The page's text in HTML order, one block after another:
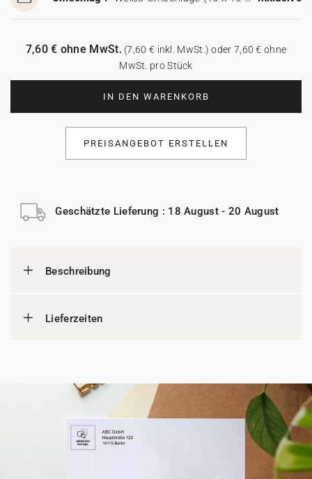
IN DEN WARENKORB
7,60 € ohne MwSt.(7,60 € inkl. MwSt.) oder 7,60 € ohne
MwSt. pro Stück
PREISANGEBOT ERSTELLEN
Geschätzte Lieferung : 18 August - 20 August
Beschreibung
Lieferzeiten